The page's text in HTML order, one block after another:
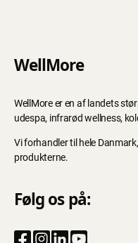
WellMore
WellMore er en af landets
udespa, infrarød wellness,
Vi forhandler til hele
produkterne.
Følg os på: